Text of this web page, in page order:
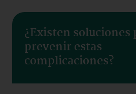
¿Existen soluciones
prevenir estas
complicaciones?